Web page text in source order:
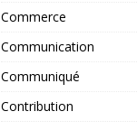
Commerce
Communication
Communiqué
Contribution